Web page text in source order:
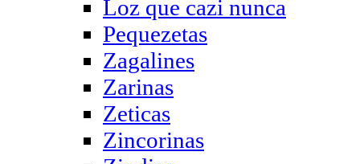
Loz que cazi nunca
Pequezetas
Zagalines
Zarinas
Zeticas
Zincorinas